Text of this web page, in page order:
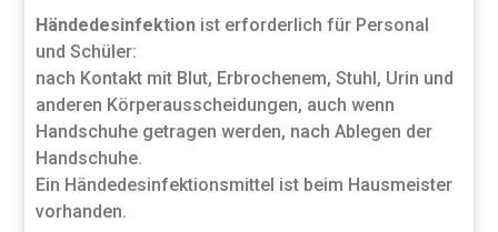
Händedesinfektion ist erforderlich für Personal
und Schüler:
nach Kontakt mit Blut, Erbrochenem, Stuhl, Urin und
anderen Körperausscheidungen, auch wenn
Handschuhe getragen werden, nach Ablegen der
Handschuhe.
Ein Händedesinfektionsmittel ist beim Hausmeister
vorhanden.